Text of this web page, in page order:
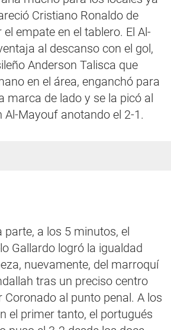
Cristiano Ronaldo de
empate en el tablero. El Al-
al descanso con el gol,
Anderson Talisca que
en el área, enganchó para
marca de lado y se la picó al
Al-Mayouf anotando el 2-1.
parte, a los 5 minutos, el
Gallardo logró la igualdad
nuevamente, del marroquí
tras un preciso centro
Coronado al punto penal. A los
el primer tanto, el portugués